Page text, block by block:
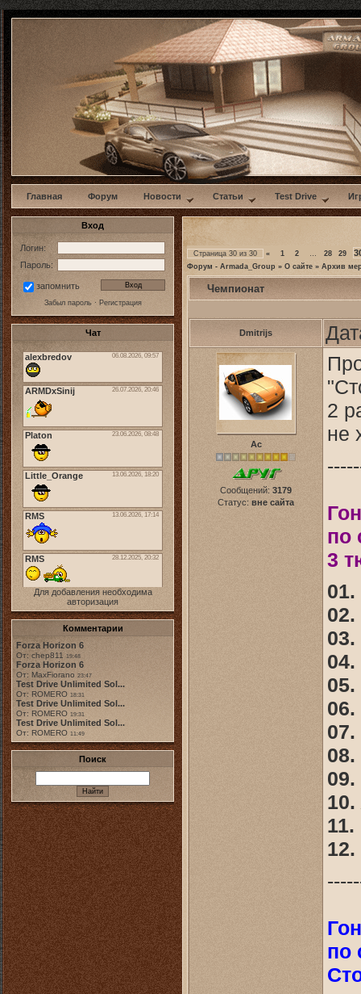
w
Главная Форум Новости Статьи Test Drive
Вход
Логин:
Пароль:
запомнить
Забыл пароль· Регистрация
Чат
Для добавления необходима
авторизация
Комментарии
Forza Horizon 6
От: chep811 19:48
Forza Horizon 6
От: MaxFiorano 23:47
Test Drive Unlimited Sol...
От: ROMERO 18:31
Test Drive Unlimited Sol...
От: ROMERO 19:31
Test Drive Unlimited Sol...
От: ROMERO 11:49
Поиск
Страница 30 из 30 « 1 2 … 28 29
Форум - Armada_Group » О сайте » Архив
Чемпионат
Dmitrijs
Ас
Сообщений: 3179
Статус: вне сайта
2
не
по
3
02.
03.
05.
06.
12.
по